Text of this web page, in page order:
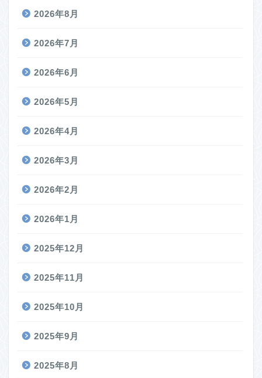
2026年8月
2026年7月
2026年6月
2026年5月
2026年4月
2026年3月
2026年2月
2026年1月
2025年12月
2025年11月
2025年10月
2025年9月
2025年8月